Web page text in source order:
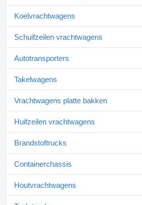
Koelvrachtwagens
Schuifzeilen vrachtwagens
Autotransporters
Takelwagens
Vrachtwagens platte bakken
Huifzeilen vrachtwagens
Brandstoftrucks
Containerchassis
Houtvrachtwagens